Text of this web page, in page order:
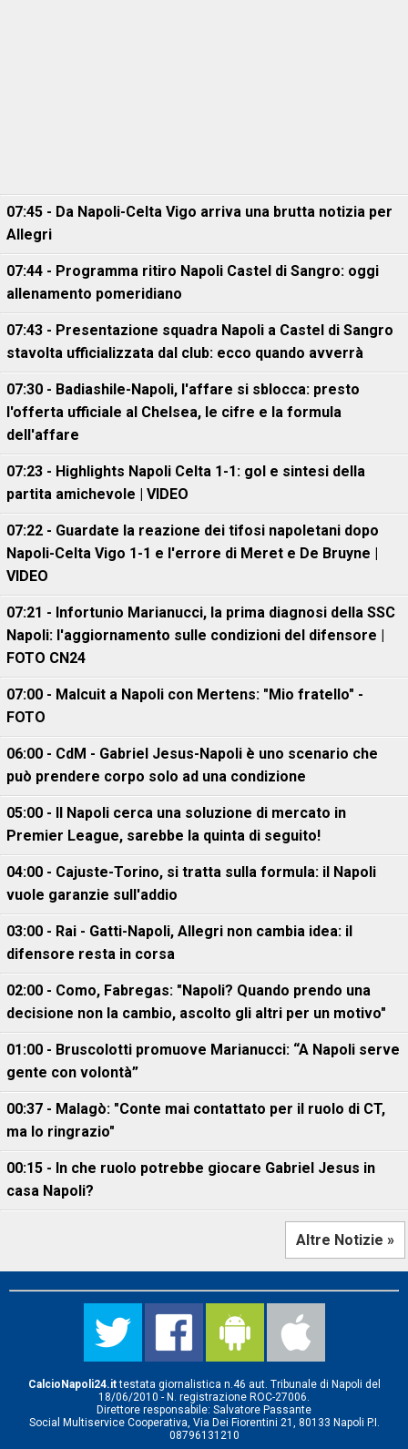
07:45 - Da Napoli-Celta Vigo arriva una brutta notizia per
Allegri
07:44 - Programma ritiro Napoli Castel di Sangro: oggi
allenamento pomeridiano
07:43 - Presentazione squadra Napoli a Castel di Sangro
stavolta ufficializzata dal club: ecco quando avverrà
07:30 - Badiashile-Napoli, l'affare si sblocca: presto
l'offerta ufficiale al Chelsea, le cifre e la formula
dell'affare
07:23 - Highlights Napoli Celta 1-1: gol e sintesi della
partita amichevole | VIDEO
07:22 - Guardate la reazione dei tifosi napoletani dopo
Napoli-Celta Vigo 1-1 e l'errore di Meret e De Bruyne |
VIDEO
07:21 - Infortunio Marianucci, la prima diagnosi della SSC
Napoli: l'aggiornamento sulle condizioni del difensore |
FOTO CN24
07:00 - Malcuit a Napoli con Mertens: "Mio fratello" -
FOTO
06:00 - CdM - Gabriel Jesus-Napoli è uno scenario che
può prendere corpo solo ad una condizione
05:00 - Il Napoli cerca una soluzione di mercato in
Premier League, sarebbe la quinta di seguito!
04:00 - Cajuste-Torino, si tratta sulla formula: il Napoli
vuole garanzie sull'addio
03:00 - Rai - Gatti-Napoli, Allegri non cambia idea: il
difensore resta in corsa
02:00 - Como, Fabregas: "Napoli? Quando prendo una
decisione non la cambio, ascolto gli altri per un motivo"
01:00 - Bruscolotti promuove Marianucci: “A Napoli serve
gente con volontà”
00:37 - Malagò: "Conte mai contattato per il ruolo di CT,
ma lo ringrazio"
00:15 - In che ruolo potrebbe giocare Gabriel Jesus in
casa Napoli?
Altre Notizie »
CalcioNapoli24.ittestata giornalistica n.46 aut. Tribunale di Napoli del
18/06/2010 - N. registrazione ROC-27006.
Direttore responsabile: Salvatore Passante
Social Multiservice Cooperativa, Via Dei Fiorentini 21, 80133 Napoli P.I.
08796131210